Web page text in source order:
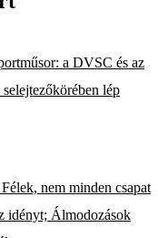
a DVSC és az
lép
nem minden csapat
idényt; Álmodozások